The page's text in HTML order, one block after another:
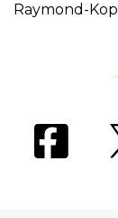
Raymond-